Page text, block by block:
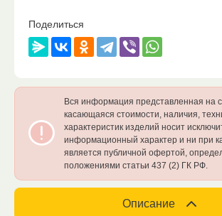
Поделиться
Вся информация представленная на
касающаяся стоимости, наличия,
характеристик изделий носит
информационный характер и ни при
является публичной офертой,
положениями статьи 437 (2) ГК РФ.
Описание